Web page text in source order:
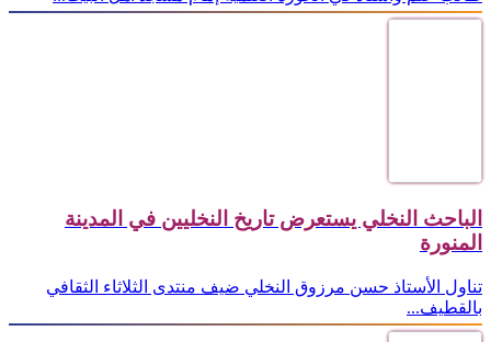
الباحث النخلي يستعرض تاريخ النخليين في المدينة
المنورة
تناول الأستاذ حسن مرزوق النخلي ضيف منتدى الثلاثاء الثقافي
بالقطيف...